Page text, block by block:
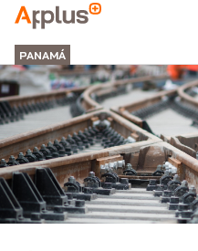
APPLUS+
GROUP
PANAMÁ